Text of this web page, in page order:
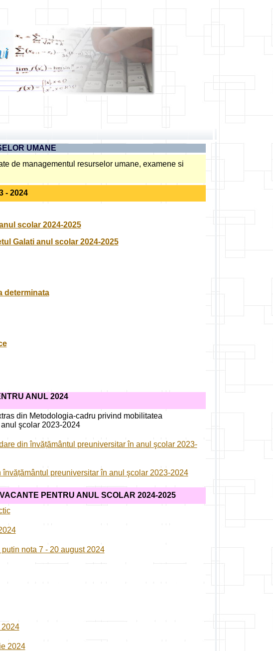
UMANE
de managementul resurselor umane, examene si
- 2024
scolar 2024-2025
Galati anul scolar 2024-2025
determinata
ANUL 2024
din Metodologia-cadru privind mobilitatea
şcolar 2023-2024
din învățământul preuniversitar în anul şcolar 2023-
preuniversitar în anul şcolar 2023-2024
PENTRU ANUL SCOLAR 2024-2025
nota 7 - 20 august 2024
2024